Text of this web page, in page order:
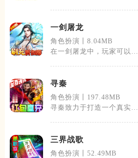
一剑屠龙
角色扮演丨8.04MB
在一剑屠龙中，玩家可以体
寻秦
角色扮演丨197.48MB
寻秦致力于打造一个真实还
三界战歌
角色扮演丨52.49MB